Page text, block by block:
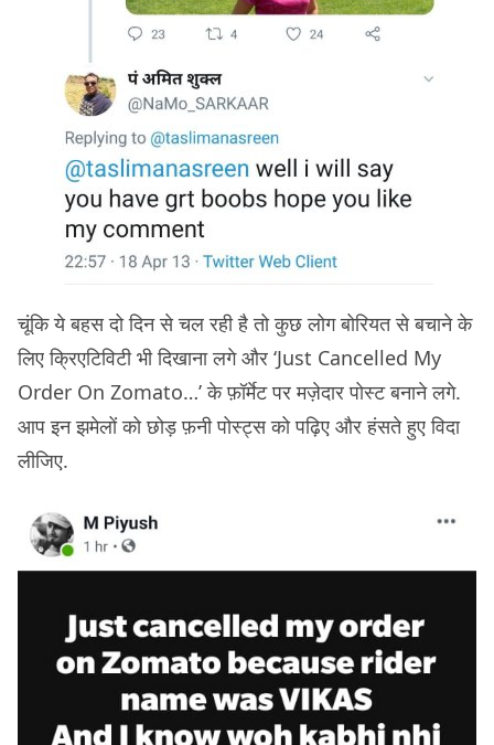
चूंकि ये बहस दो दिन से चल रही है तो कुछ लोग बोरियत से बचाने के
लिए क्रिएटिविटी भी दिखाना लगे और ‘Just Cancelled My
Order On Zomato…’ के फ़ॉर्मेट पर मज़ेदार पोस्ट बनाने लगे.
आप इन झमेलों को छोड़ फ़नी पोस्ट्स को पढ़िए और हंसते हुए विदा
लीजिए.